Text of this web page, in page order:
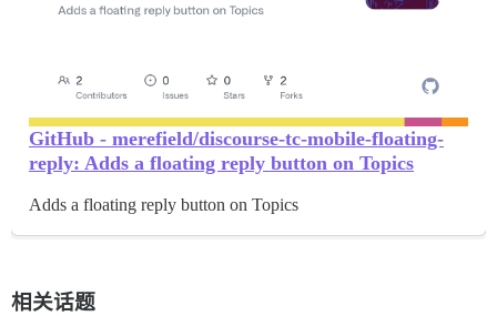
GitHub - merefield/discourse-tc-mobile-floating-
reply: Adds a floating reply button on Topics
Adds a floating reply button on Topics
相关话题